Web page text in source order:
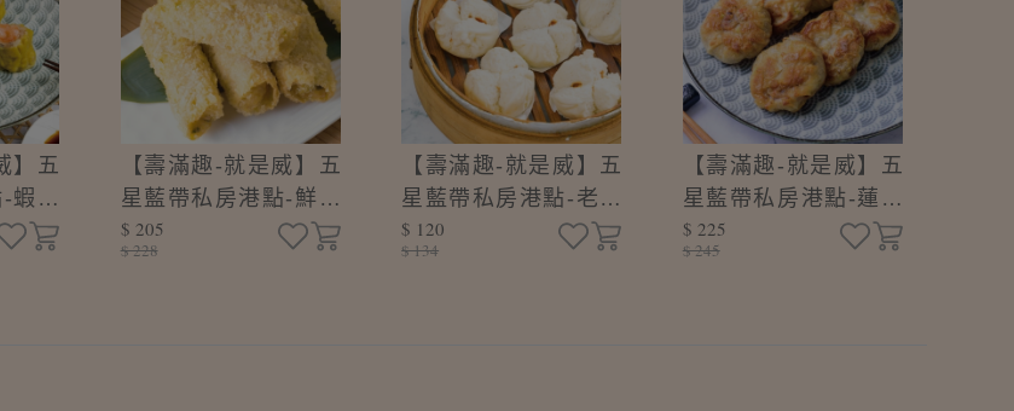
】五
蝦仁
【壽滿趣-就是威】五
星藍帶私房港點-鮮蝦
腐皮捲(4條/盒)
$ 205
$ 228
【壽滿趣-就是威】五
星藍帶私房港點-老麵
叉燒包(3顆/盒)
$ 120
$ 134
【壽滿趣-就是威】五
星藍帶私房港點-蓮藕
花枝餅(6片/盒)
$ 225
$ 245